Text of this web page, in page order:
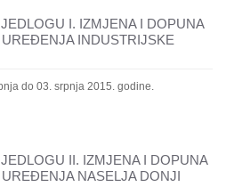
I. IZMJENA I DOPUNA
INDUSTRIJSKE
do 03. srpnja 2015. godine.
II. IZMJENA I DOPUNA
NASELJA DONJI